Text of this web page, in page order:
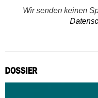
Wir senden keinen
DOSSIER